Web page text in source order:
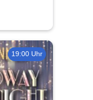
19:00 Uhr